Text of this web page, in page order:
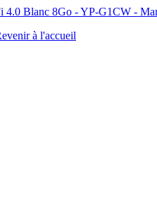
Blanc 8Go - YP-G1CW -
à l'accueil